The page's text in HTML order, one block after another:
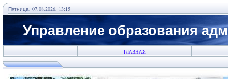
Пятница, 07.08.2026, 13:15
Управление образования
ГЛАВНАЯ